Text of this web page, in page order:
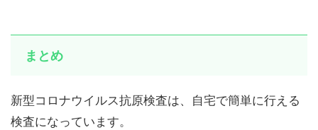
まとめ
新型コロナウイルス抗原検査は、自宅で簡単に行える
検査になっています。